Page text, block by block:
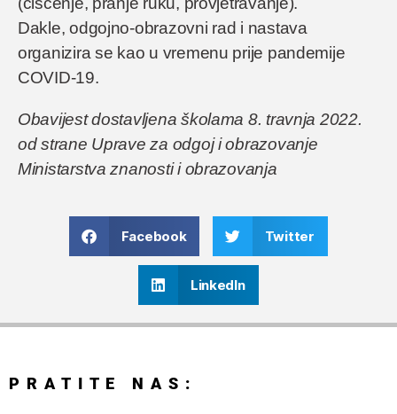
Dakle, odgojno-obrazovni rad i nastava
organizira se kao u vremenu prije pandemije
COVID-19.
Obavijest dostavljena školama 8. travnja 2022.
od strane Uprave za odgoj i obrazovanje
Ministarstva znanosti i obrazovanja
Facebook Twitter
LinkedIn
PRATITE NAS: